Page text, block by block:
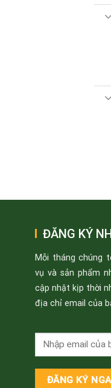
ĐĂNG KÝ
Mỗi tháng chúng
vụ và sản phẩm
cập nhật kịp thời
địa chỉ email của